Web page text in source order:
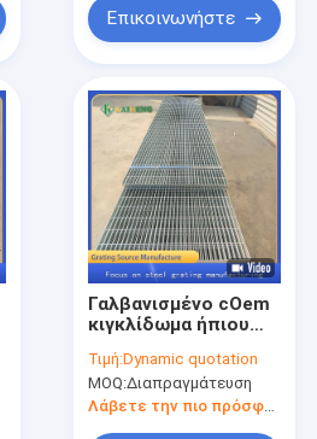
Επικοινωνήστε
Γαλβανισμένο cOem
κιγκλίδωμα ήπιου
μετάλλων για τη
σκηνική ανέγερση
Τιμή:Dynamic quotation
MOQ:Διαπραγμάτευση
Λάβετε την πιο πρόσφατη τιμή